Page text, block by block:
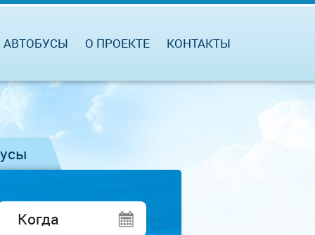
АВТОБУСЫ О ПРОЕКТЕ КОНТАКТЫ